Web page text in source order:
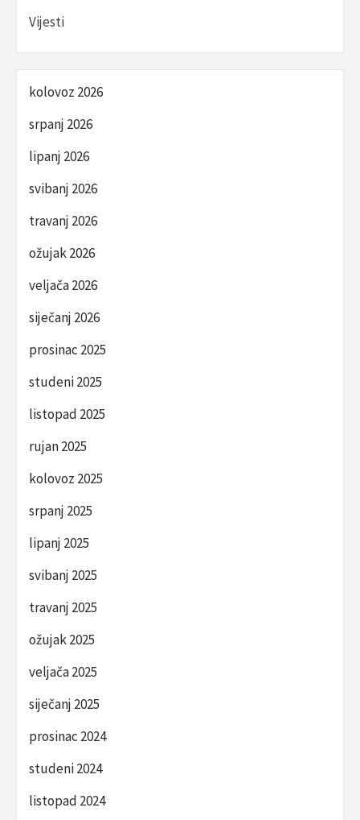
Vijesti
kolovoz 2026
srpanj 2026
lipanj 2026
svibanj 2026
travanj 2026
ožujak 2026
veljača 2026
siječanj 2026
prosinac 2025
studeni 2025
listopad 2025
rujan 2025
kolovoz 2025
srpanj 2025
lipanj 2025
svibanj 2025
travanj 2025
ožujak 2025
veljača 2025
siječanj 2025
prosinac 2024
studeni 2024
listopad 2024